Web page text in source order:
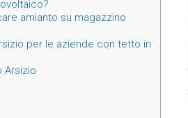
amianto su magazzino
per le aziende con tetto in
Arsizio